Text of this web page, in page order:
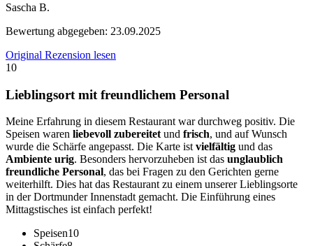
Sascha B.
Bewertung abgegeben: 23.09.2025
Original Rezension lesen
10
Lieblingsort mit freundlichem Personal
Meine Erfahrung in diesem Restaurant war durchweg positiv. Die
Speisen waren liebevoll zubereitet und frisch, und auf Wunsch
wurde die Schärfe angepasst. Die Karte ist vielfältig und das
Ambiente urig. Besonders hervorzuheben ist das unglaublich
freundliche Personal, das bei Fragen zu den Gerichten gerne
weiterhilft. Dies hat das Restaurant zu einem unserer Lieblingsorte
in der Dortmunder Innenstadt gemacht. Die Einführung eines
Mittagstisches ist einfach perfekt!
Speisen10